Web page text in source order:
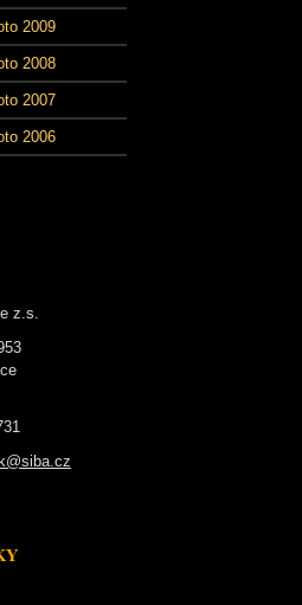
2009
2008
2007
2006
z.s.